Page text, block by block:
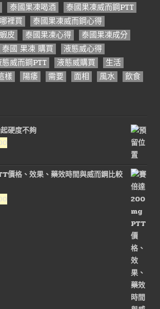
泰國果凍喝酒
泰國果凍威而鋼PTT
裡買
泰國果凍威而鋼心得
皮
泰國果凍心得
泰國果凍成分
泰國 果凍 購買
液態威心得
態威而鋼PTT 液態威購買
生活
樣 陽痿 需要 面相 風水 飲食
硬度不夠
。
價
格：
NT$800。
價格、效果、藥效時間與威而鋼比較